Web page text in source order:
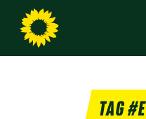
TAG